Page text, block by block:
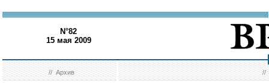
N°82
15 мая 2009
//Архив //